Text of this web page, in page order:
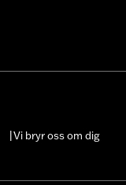
Vi bryr oss om dig